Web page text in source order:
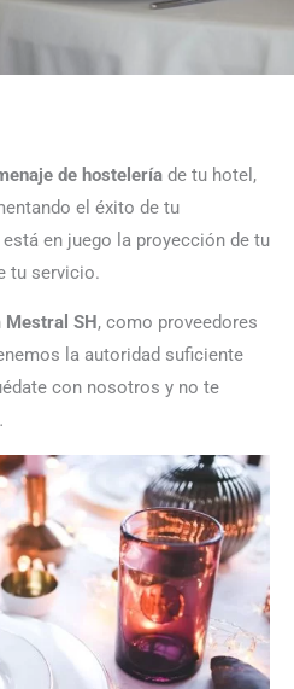
de hostelería de tu hotel,
el éxito de tu
en juego la proyección de tu
tu servicio.
Mestral SH, como proveedores
la autoridad suficiente
con nosotros y no te